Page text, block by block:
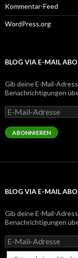
Kommentar-Feed
WordPress.org
BLOG VIA E-MAIL
Gib deine E-Mail-
Benachrichtigungen
E-
Mail-
Adresse
ABONNIEREN
BLOG VIA E-MAIL
Gib deine E-Mail-
Benachrichtigungen
E-
Mail-